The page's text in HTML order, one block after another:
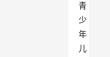
青
少
年
儿